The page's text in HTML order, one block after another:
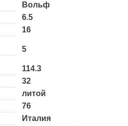
Вольф
6.5
16
5
114.3
32
литой
76
Италия